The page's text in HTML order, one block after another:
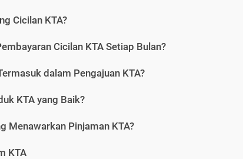
Cicilan KTA?
Cicilan KTA Setiap Bulan?
dalam Pengajuan KTA?
KTA yang Baik?
Menawarkan Pinjaman KTA?
KTA